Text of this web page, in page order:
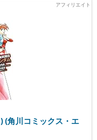
(角川コミックス・エ